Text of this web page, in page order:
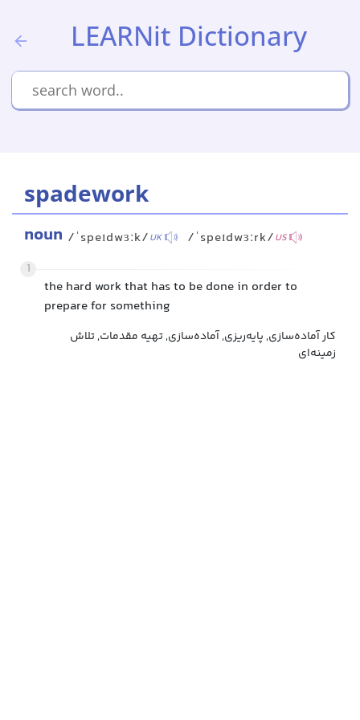
LEARNit Dictionary
spadework
noun /ˈspeɪdwɜːk/UK /ˈspeɪdwɜːrk/US
1
the hard work that has to be done in order to
prepare for something
کار آماده‌سازی, پایه‌ریزی, آماده‌سازی, تهیه مقدمات, تلاش
زمینه‌ای